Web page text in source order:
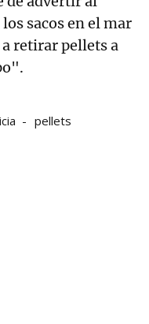
sacos en el mar
retirar pellets a
pellets